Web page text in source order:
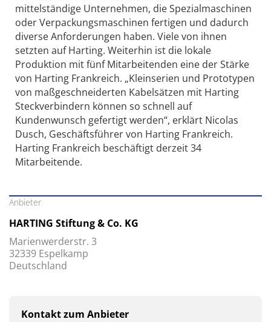
mittelständige Unternehmen, die Spezialmaschinen
oder Verpackungsmaschinen fertigen und dadurch
diverse Anforderungen haben. Viele von ihnen
setzten auf Harting. Weiterhin ist die lokale
Produktion mit fünf Mitarbeitenden eine der Stärke
von Harting Frankreich. „Kleinserien und Prototypen
von maßgeschneiderten Kabelsätzen mit Harting
Steckverbindern können so schnell auf
Kundenwunsch gefertigt werden“, erklärt Nicolas
Dusch, Geschäftsführer von Harting Frankreich.
Harting Frankreich beschäftigt derzeit 34
Mitarbeitende.
Anbieter
HARTING Stiftung & Co. KG
Marienwerderstr. 3
32339 Espelkamp
Deutschland
Kontakt zum Anbieter